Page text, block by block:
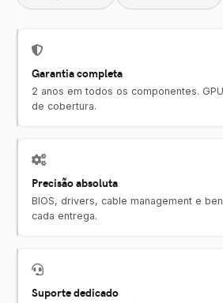
Garantia completa
2 anos em todos os componentes.
de cobertura.
Precisão absoluta
BIOS, drivers, cable management e
cada entrega.
Suporte dedicado